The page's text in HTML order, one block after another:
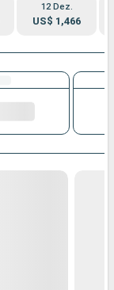
12 Dez.
US$ 1,466